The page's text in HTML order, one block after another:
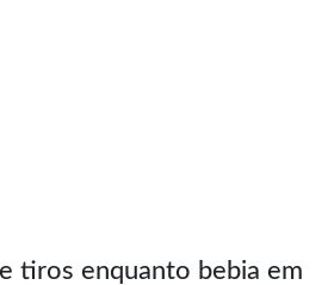
tiros enquanto bebia em